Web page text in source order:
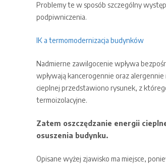
Problemy te w sposób szczególny
podpiwniczenia.
IK a termomodernizacja budynków
Nadmierne zawilgocenie wpływa
wpływają kancerogennie oraz
cieplnej przedstawiono rysunek, z
termoizolacyjne.
Zatem oszczędzanie energii
osuszenia budynku.
Opisane wyżej zjawisko ma miejsce,